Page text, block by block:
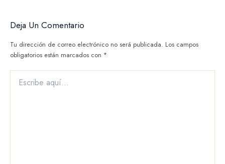
Deja Un Comentario
Tu dirección de correo electrónico no será publicada. Los campos
obligatorios están marcados con *
aquí...